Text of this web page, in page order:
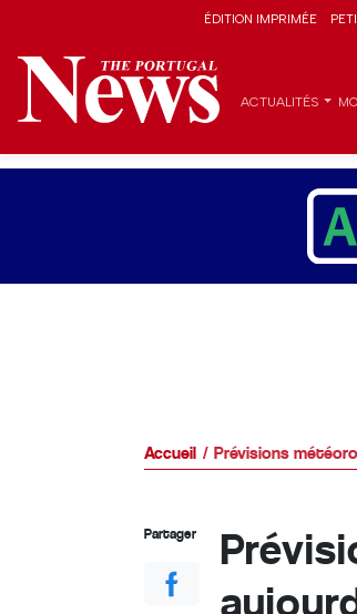
ÉDITION IMPRIMÉE
ACTUALITÉS
Accueil Prévisions
Partager